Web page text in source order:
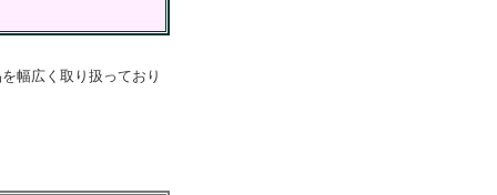
幅広く取り扱っており